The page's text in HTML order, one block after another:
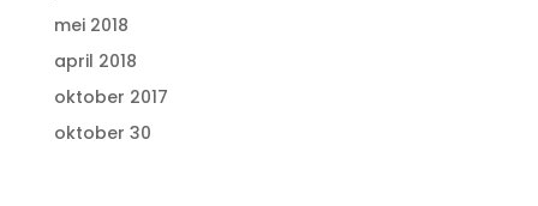
mei 2018
april 2018
oktober 2017
oktober 30